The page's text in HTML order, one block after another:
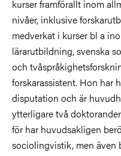
kurser framförallt inom
nivåer, inklusive
medverkat i kurser bl a
lärarutbildning, svenska
och
forskarassistent. Hon har
disputation och är
ytterligare två
för har huvudsakligen
sociolingvistik, men även